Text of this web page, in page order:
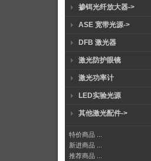
掺铒光纤放大器->
ASE 宽带光源->
DFB 激光器
激光防护眼镜
激光功率计
LED实验光源
其他激光配件->
特价商品 ...
新进商品 ...
推荐商品 ...